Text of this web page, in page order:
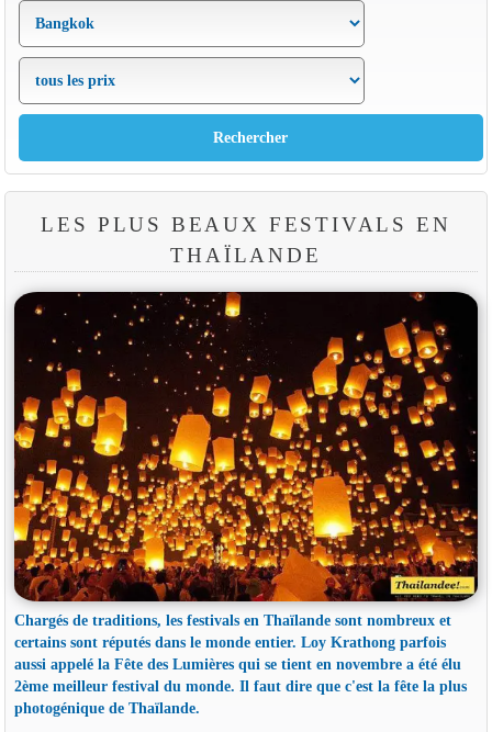
LES PLUS BEAUX FESTIVALS EN
THAÏLANDE
Chargés de traditions, les festivals en Thaïlande sont nombreux et
certains sont réputés dans le monde entier. Loy Krathong parfois
aussi appelé la Fête des Lumières qui se tient en novembre a été élu
2ème meilleur festival du monde. Il faut dire que c'est la fête la plus
photogénique de Thaïlande.